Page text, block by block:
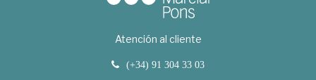
Atención al cliente
(+34) 91 304 33 03